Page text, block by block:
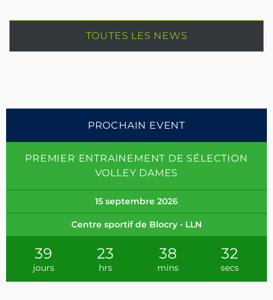
TOUTES LES NEWS
PROCHAIN EVENT
PREMIER ENTRAINEMENT DE SÉLECTION
VOLLEY DAMES
15 septembre 2026
Centre sportif de Blocry - LLN
39
jours
23
hrs
38
mins
31
secs